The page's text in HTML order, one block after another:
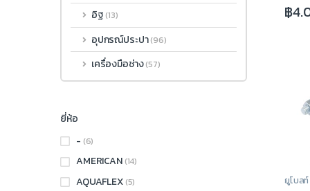
฿
ยูโบลท์
อิฐ (13)
อุปกรณ์ประปา(96)
เครื่องมือช่าง(57)
ยี่ห้อ
- (6)
AMERICAN (14)
AQUAFLEX (5)